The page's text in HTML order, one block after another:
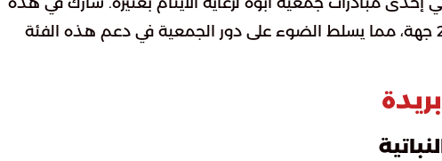
الفعالية أكثر من 450 يتيمًا ويتيمة يمثلون 23 جهة، مما يسلط الضوء على دور الجمعية في دعم هذه الفئة